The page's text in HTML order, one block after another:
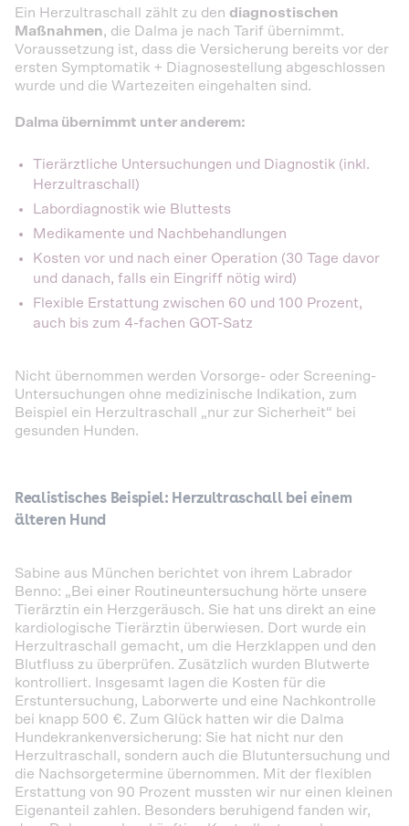
Ein Herzultraschall zählt zu den diagnostischen
Maßnahmen, die Dalma je nach Tarif übernimmt.
Voraussetzung ist, dass die Versicherung bereits vor der
ersten Symptomatik + Diagnosestellung abgeschlossen
wurde und die Wartezeiten eingehalten sind.
Dalma übernimmt unter anderem:
Tierärztliche Untersuchungen und Diagnostik (inkl.
Herzultraschall)
Labordiagnostik wie Bluttests
Medikamente und Nachbehandlungen
Kosten vor und nach einer Operation (30 Tage davor
und danach, falls ein Eingriff nötig wird)
Flexible Erstattung zwischen 60 und 100 Prozent,
auch bis zum 4-fachen GOT-Satz
Nicht übernommen werden Vorsorge- oder Screening-
Untersuchungen ohne medizinische Indikation, zum
Beispiel ein Herzultraschall „nur zur Sicherheit“ bei
gesunden Hunden.
Realistisches Beispiel: Herzultraschall bei einem
älteren Hund
Sabine aus München berichtet von ihrem Labrador
Benno: „Bei einer Routineuntersuchung hörte unsere
Tierärztin ein Herzgeräusch. Sie hat uns direkt an eine
kardiologische Tierärztin überwiesen. Dort wurde ein
Herzultraschall gemacht, um die Herzklappen und den
Blutfluss zu überprüfen. Zusätzlich wurden Blutwerte
kontrolliert. Insgesamt lagen die Kosten für die
Erstuntersuchung, Laborwerte und eine Nachkontrolle
bei knapp 500 €. Zum Glück hatten wir die Dalma
Hundekrankenversicherung: Sie hat nicht nur den
Herzultraschall, sondern auch die Blutuntersuchung und
die Nachsorgetermine übernommen. Mit der flexiblen
Erstattung von 90 Prozent mussten wir nur einen kleinen
Eigenanteil zahlen. Besonders beruhigend fanden wir,